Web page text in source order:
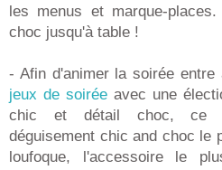
les menus et marque-
choc jusqu'à table !
- Afin d'animer la soirée
jeux de soirée avec une
chic et détail choc, ce
déguisement chic and choc le
loufoque, l'accessoire le